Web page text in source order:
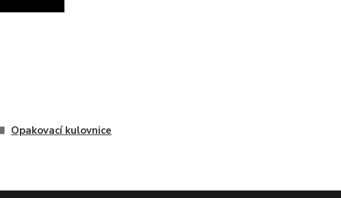
Opakovací kulovnice